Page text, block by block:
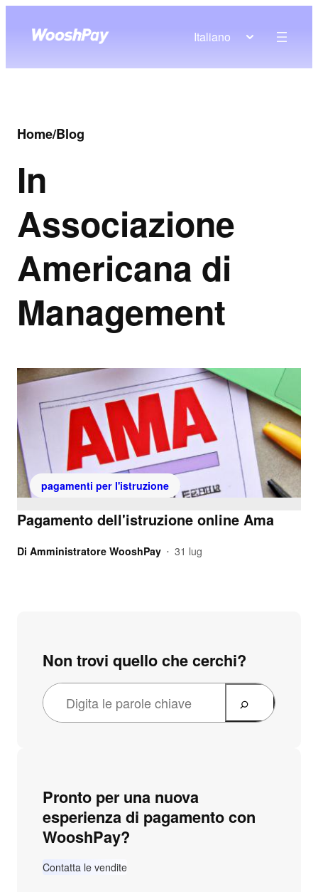
Italiano
Home/Blog
In
Associazione
Americana di
Management
pagamenti per l'istruzione
Pagamento dell'istruzione online Ama
Di Amministratore WooshPay • 31 lug
Non trovi quello che cerchi?
Pronto per una nuova
esperienza di pagamento con
WooshPay?
Contatta le vendite